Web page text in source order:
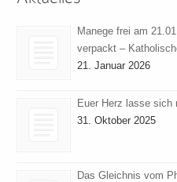
Manege frei am
verpackt –
21. Januar 2026
Euer Herz lasse sich
31. Oktober 2025
Das Gleichnis vom